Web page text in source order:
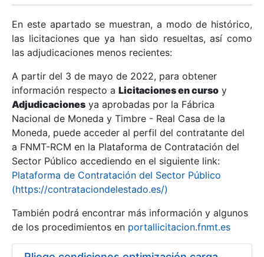
Mostrar/Ocultar
Mostrar/Ocultar
En este apartado se muestran, a modo de histórico,
las licitaciones que ya han sido resueltas, así como
las adjudicaciones menos recientes:
A partir del 3 de mayo de 2022, para obtener
información respecto a Licitaciones en curso y
Adjudicaciones ya aprobadas por la Fábrica
Nacional de Moneda y Timbre - Real Casa de la
Moneda, puede acceder al perfil del contratante del
a FNMT-RCM en la Plataforma de Contratación del
Sector Público accediendo en el siguiente link:
Plataforma de Contratación del Sector Público
(https://contrataciondelestado.es/)
También podrá encontrar más información y algunos
de los procedimientos en portallicitacion.fnmt.es